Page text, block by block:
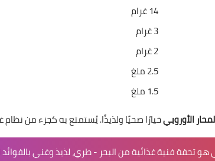
14 غرام
3 غرام
2 غرام
2.5 ملغ
1.5 ملغ
الأوروبيخيارًا صحيًا ولذيذًا. يُستمتع به كجزء من نظام
هو تحفة فنية غذائية من البحر - طري، لذيذ وغني